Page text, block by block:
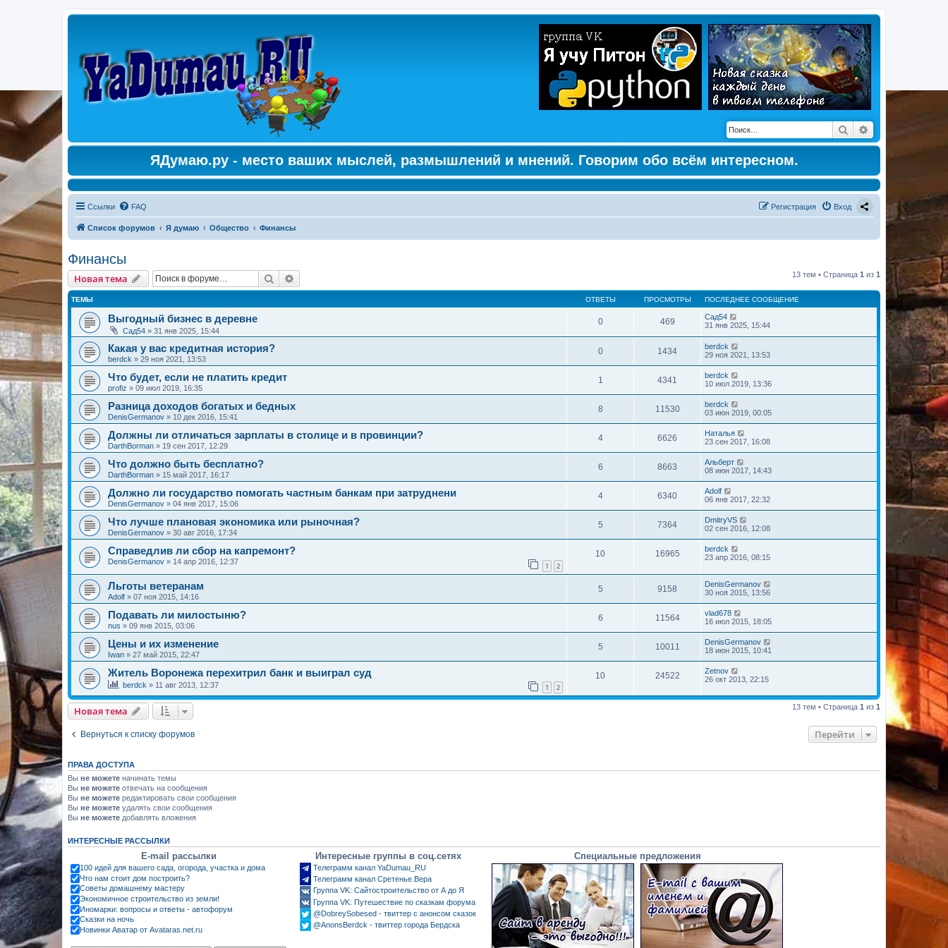
Поиск
ЯДумаю.ру - место ваших мыслей, размышлений и мнений. Говорим обо всём интересном.
Ссылки FAQ Вход
Регистрация
Список форумов Я думаю Общество Финансы
Финансы
Новая тема Поиск 13 тем • Страница 1 из 1
ТЕМЫ ОТВЕТЫ ПРОСМОТРЫ ПОСЛЕДНЕЕ СООБЩЕНИЕ
Выгодный бизнес в деревне
Сад54 » 31 янв 2025, 15:44
0 469
Сад54
31 янв 2025, 15:44
Какая у вас кредитная история?
berdck » 29 ноя 2021, 13:53
0 1434
berdck
29 ноя 2021, 13:53
Что будет, если не платить кредит
profiz » 09 июл 2019, 16:35
1 4341
berdck
10 июл 2019, 13:36
Разница доходов богатых и бедных
DenisGermanov » 10 дек 2016, 15:41
8 11530
berdck
03 июн 2019, 00:05
Должны ли отличаться зарплаты в столице и в провинции?
DarthBorman » 19 сен 2017, 12:29
4 6626
Наталья
23 сен 2017, 16:08
Что должно быть бесплатно?
DarthBorman » 15 май 2017, 16:17
6 8663
Альберт
08 июн 2017, 14:43
Должно ли государство помогать частным банкам при затруднени
DenisGermanov » 04 янв 2017, 15:06
4 6340
Adolf
06 янв 2017, 22:32
Что лучше плановая экономика или рыночная?
DenisGermanov » 30 авг 2016, 17:34
5 7364
DmitryVS
02 сен 2016, 12:08
Справедлив ли сбор на капремонт?
DenisGermanov » 14 апр 2016, 12:37 1 2
10 16965
berdck
23 апр 2016, 08:15
Льготы ветеранам
Adolf » 07 ноя 2015, 14:16
5 9158
DenisGermanov
30 ноя 2015, 13:56
Подавать ли милостыню?
nus » 09 янв 2015, 03:06
6 11564
vlad678
16 июл 2015, 18:05
Цены и их изменение
Iwan » 27 май 2015, 22:47
5 10011
DenisGermanov
18 июн 2015, 10:41
Житель Воронежа перехитрил банк и выиграл суд
berdck » 11 авг 2013, 12:37 1 2
10 24522
Zetnov
26 окт 2013, 22:15
Новая тема 13 тем • Страница 1 из 1
Вернуться к списку форумов Перейти
ПРАВА ДОСТУПА
Вы не можете начинать темы
Вы не можете отвечать на сообщения
Вы не можете редактировать свои сообщения
Вы не можете удалять свои сообщения
Вы не можете добавлять вложения
ИНТЕРЕСНЫЕ РАССЫЛКИ
E-mail рассылки
100 идей для вашего сада, огорода, участка и дома
Что нам стоит дом построить?
Советы домашнему мастеру
Экономичное строительство из земли!
Иномарки: вопросы и ответы - автофорум
Сказки на ночь
Новинки Аватар от Avataras.net.ru
Интересные группы в соц.сетях
Телеграмм канал YaDumau_RU
Телеграмм канал Сретенье.Вера
Группа VK: Сайтостроительство от А до Я
Группа VK: Путешествие по сказкам форума
@DobreySobesed - твиттер с анонсом сказок
@AnonsBerdck - твиттер города Бердска
Специальные предложения